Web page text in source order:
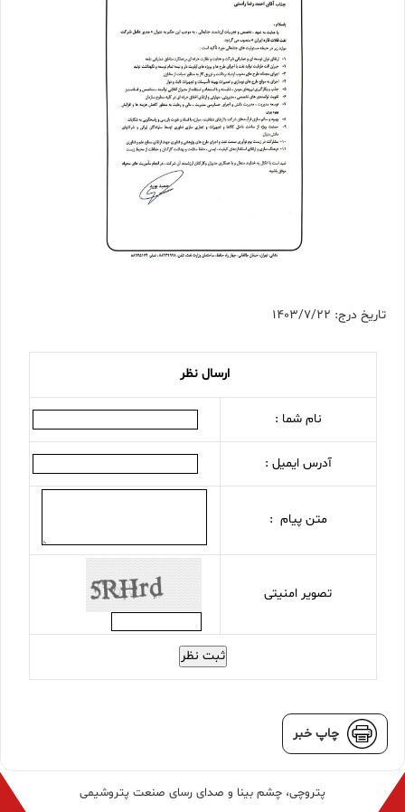
تاریخ درج: 1403/7/22
ارسال نظر
نام شما :
آدرس ایمیل :
متن پیام :
تصویر امنیتی
ثبت نظر
چاپ خبر
پتروچی، چشم بینا و صدای رسای صنعت پتروشیمی